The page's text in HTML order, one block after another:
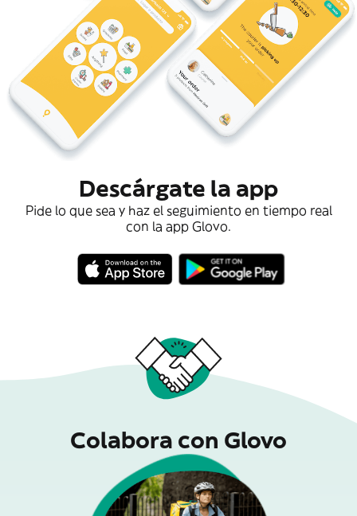
Descárgate la app
Pide lo que sea y haz el seguimiento en tiempo real
con la app Glovo.
Colabora con Glovo